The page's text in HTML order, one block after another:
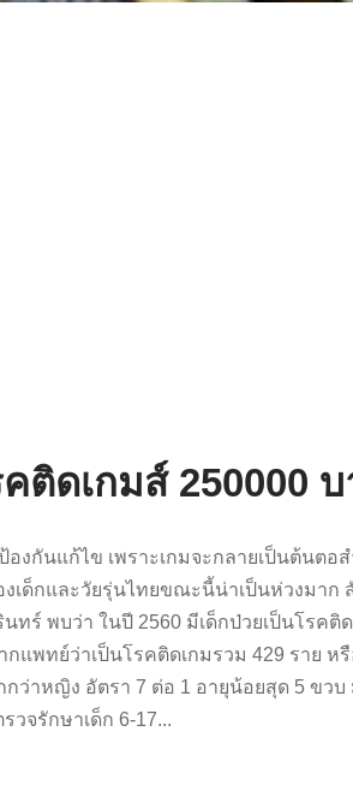
ติดเกมส์ 250000
ป้องกันแก้ไข เพราะเกมจะกลายเป็น
เด็กและวัยรุ่นไทยขณะนี้น่าเป็นห่วงมาก
พบว่า ในปี 2560 มีเด็กป่วยเป็นโรคติ
พทย์ว่าเป็นโรคติดเกมรวม 429 ราย
หญิง อัตรา 7 ต่อ 1 อายุน้อยสุด 5 ขวบ
จรักษาเด็ก 6-17...